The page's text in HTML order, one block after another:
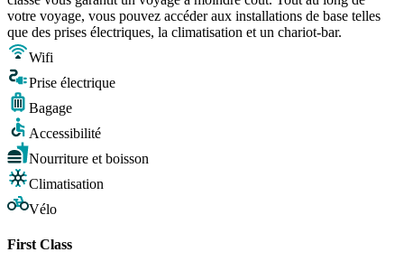
votre voyage, vous pouvez accéder aux installations de base telles
que des prises électriques, la climatisation et un chariot-bar.
Wifi
Prise électrique
Bagage
Accessibilité
Nourriture et boisson
Climatisation
Vélo
First Class